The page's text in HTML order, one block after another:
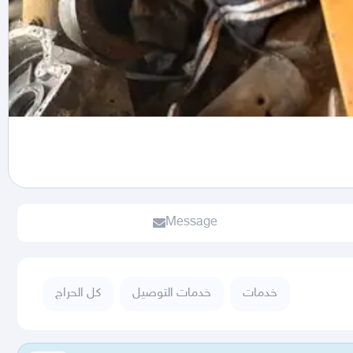
Message
كل الحراج خدمات التوصيل خدمات